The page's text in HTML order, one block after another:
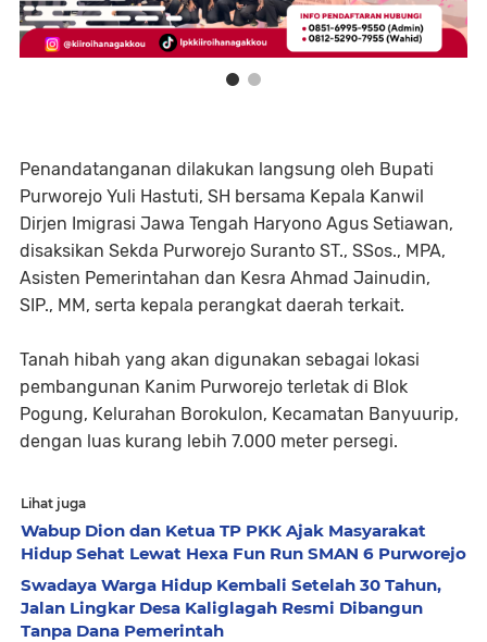
Penandatanganan dilakukan langsung oleh Bupati
Purworejo Yuli Hastuti, SH bersama Kepala Kanwil
Dirjen Imigrasi Jawa Tengah Haryono Agus Setiawan,
disaksikan Sekda Purworejo Suranto ST., SSos., MPA,
Asisten Pemerintahan dan Kesra Ahmad Jainudin,
SIP., MM, serta kepala perangkat daerah terkait.
Tanah hibah yang akan digunakan sebagai lokasi
pembangunan Kanim Purworejo terletak di Blok
Pogung, Kelurahan Borokulon, Kecamatan Banyuurip,
dengan luas kurang lebih 7.000 meter persegi.
Lihat juga
Wabup Dion dan Ketua TP PKK Ajak Masyarakat
Hidup Sehat Lewat Hexa Fun Run SMAN 6 Purworejo
Swadaya Warga Hidup Kembali Setelah 30 Tahun,
Jalan Lingkar Desa Kaliglagah Resmi Dibangun
Tanpa Dana Pemerintah